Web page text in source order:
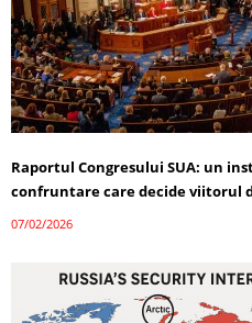
Raportul Congresului SUA: un
confruntare care decide viitorul
07/02/2026